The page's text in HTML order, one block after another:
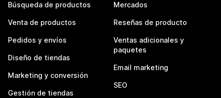
Búsqueda de productos
Venta de productos
Pedidos y envíos
Diseño de tiendas
Marketing y conversión
Gestión de tiendas
Mercados
Reseñas de producto
Ventas adicionales y
paquetes
Email marketing
SEO